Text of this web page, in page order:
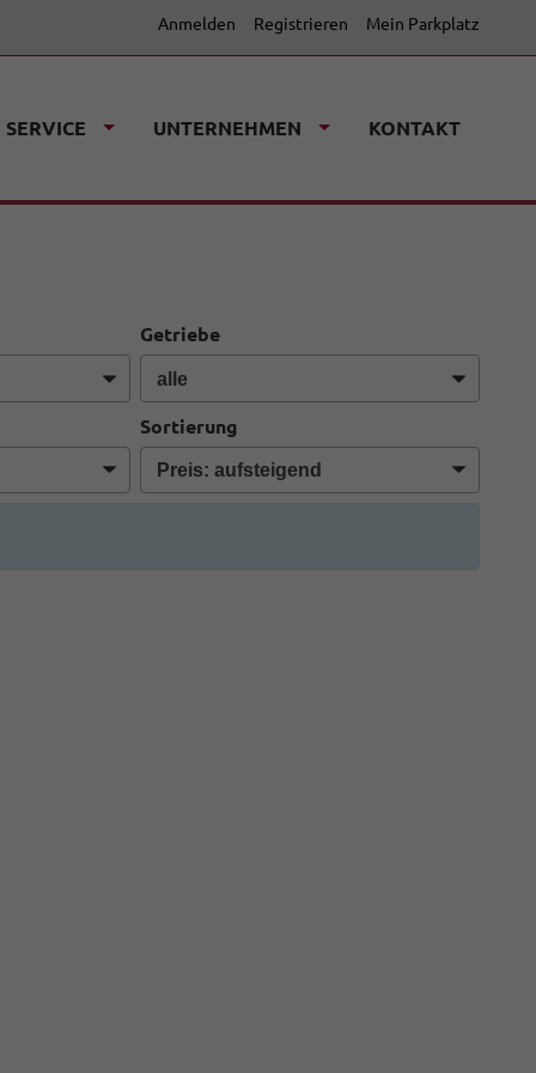
Anmelden Registrieren Mein Parkplatz
SERVICE UNTERNEHMEN KONTAKT
Getriebe
Sortierung